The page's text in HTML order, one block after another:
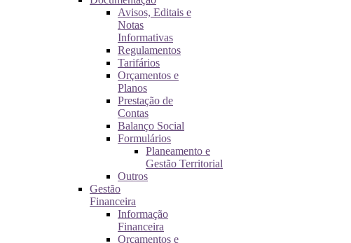
Avisos, Editais e
Notas
Informativas
Regulamentos
Tarifários
Orçamentos e
Planos
Prestação de
Contas
Balanço Social
Formulários
Planeamento e
Gestão Territorial
Outros
Gestão
Financeira
Informação
Financeira
Orçamentos e